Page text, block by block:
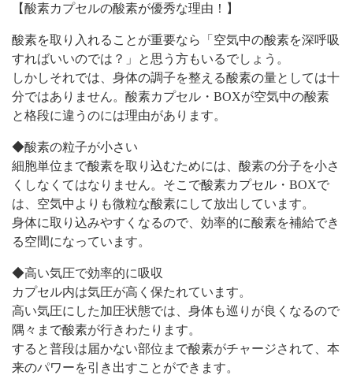
【酸素カプセルの酸素が優秀な理由！】
酸素を取り入れることが重要なら「空気中の酸素を深呼吸
すればいいのでは？」と思う方もいるでしょう。
しかしそれでは、身体の調子を整える酸素の量としては十
分ではありません。酸素カプセル・BOXが空気中の酸素
と格段に違うのには理由があります。
◆酸素の粒子が小さい
細胞単位まで酸素を取り込むためには、酸素の分子を小さ
くしなくてはなりません。そこで酸素カプセル・BOXで
は、空気中よりも微粒な酸素にして放出しています。
身体に取り込みやすくなるので、効率的に酸素を補給でき
る空間になっています。
◆高い気圧で効率的に吸収
カプセル内は気圧が高く保たれています。
高い気圧にした加圧状態では、身体も巡りが良くなるので
隅々まで酸素が行きわたります。
すると普段は届かない部位まで酸素がチャージされて、本
来のパワーを引き出すことができます。